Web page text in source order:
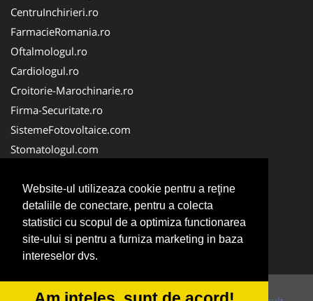
Website-ul utilizeaza cookie pentru a reţine
detaliile de conectare, pentru a colecta
statistici cu scopul de a optimiza functionarea
site-ului si pentru a furniza marketing in baza
intereselor dvs.
CentruInchirieri.ro
FarmacieRomania.ro
Oftalmologul.ro
Cardiologul.ro
Croitorie-Marochinarie.ro
Firma-Securitate.ro
SistemeFotovoltaice.com
Stomatologul.com
Birouri-Cadastru.ro
Cabinet-Individual.ro
CramaVinuri.ro
InstalatiiSolare.com